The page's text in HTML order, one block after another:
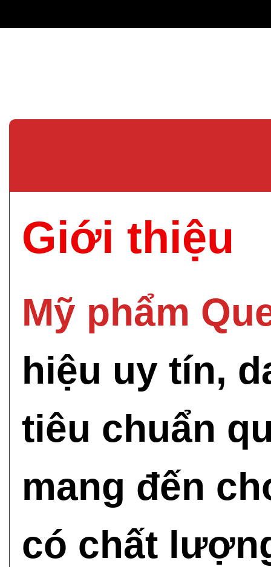
Giới thiệu
Mỹ phẩm
hiệu uy tín,
tiêu chuẩn
mang đến
có chất